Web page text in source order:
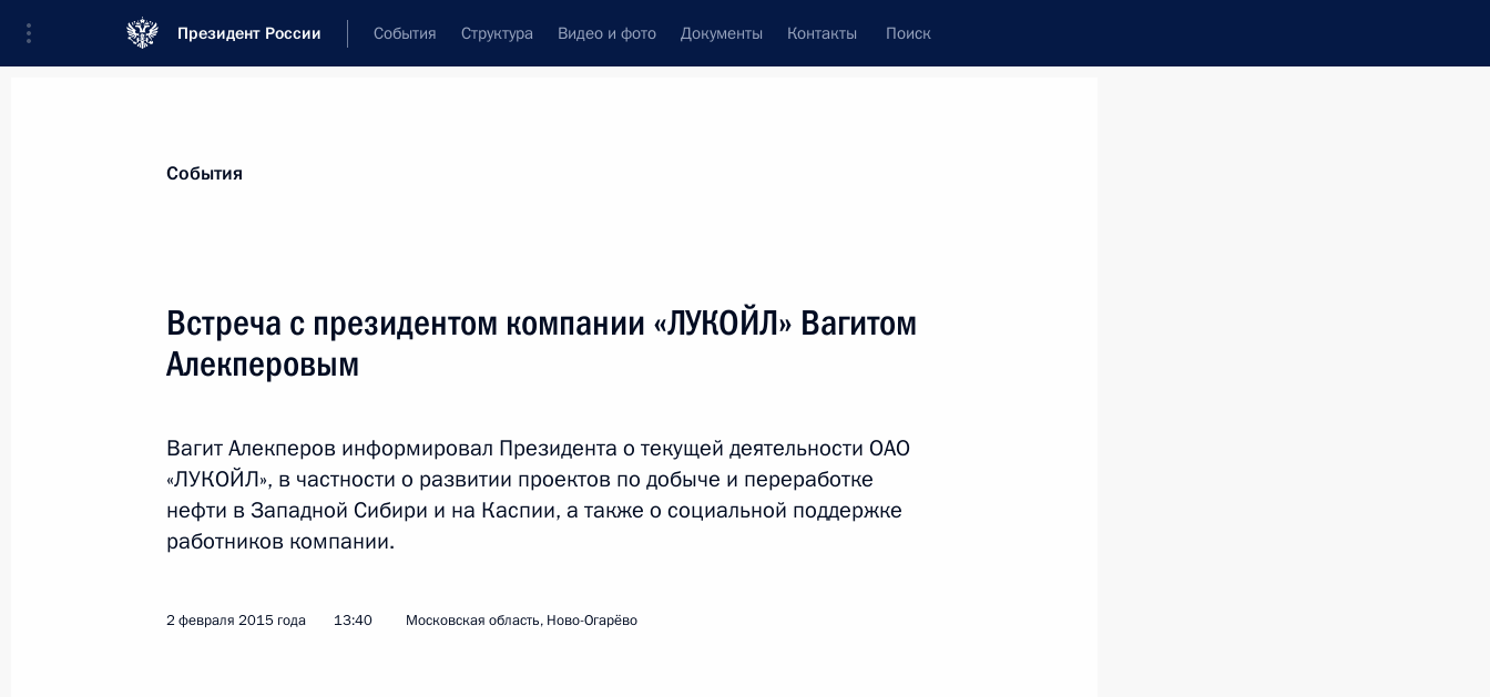
Президент России События Структура Видео и фото Документы Контакты Поиск
Встреча с главой компании «ЛУКОЙЛ» Вагитом Алекперовым
28 января 2020 года, 14:15
События
Встреча с президентом компании «ЛУКОЙЛ» Вагитом
Алекперовым
Вагит Алекперов информировал Президента о текущей деятельности ОАО
«ЛУКОЙЛ», в частности о развитии проектов по добыче и переработке
нефти в Западной Сибири и на Каспии, а также о социальной поддержке
работников компании.
2 февраля 2015 года 13:40 Московская область, Ново-Огарёво